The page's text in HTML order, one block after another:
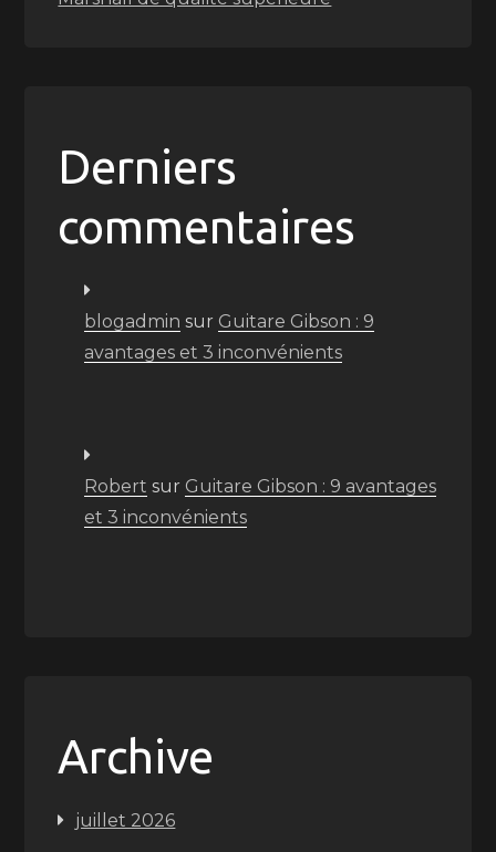
Derniers
commentaires
blogadmin sur Guitare Gibson : 9
avantages et 3 inconvénients
Robert sur Guitare Gibson : 9 avantages
et 3 inconvénients
Archive
juillet 2026